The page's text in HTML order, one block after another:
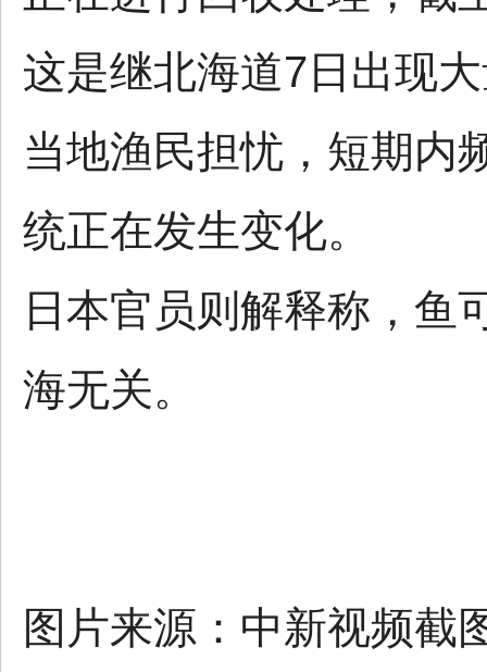
这是继北海道7日出现
当地渔民担忧，短期内
统正在发生变化。
日本官员则解释称，鱼
海无关。
图片来源：中新视频截